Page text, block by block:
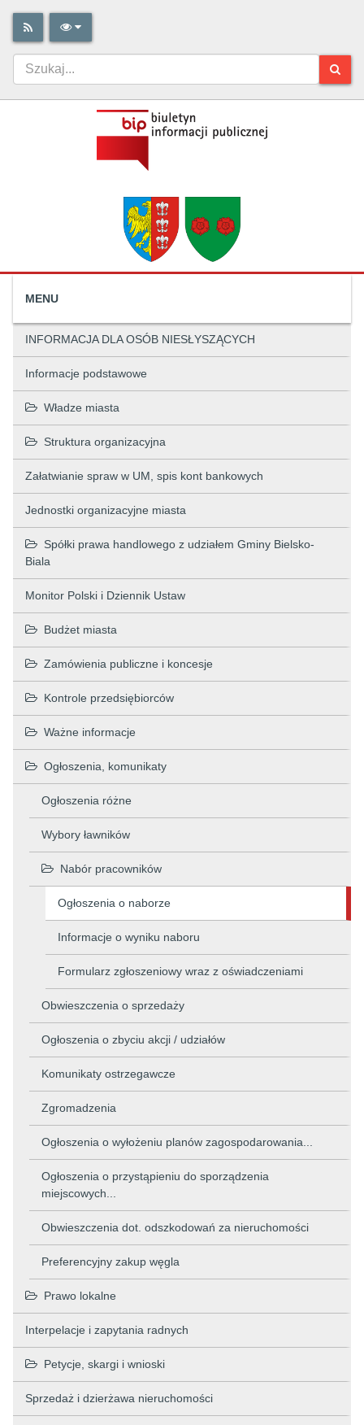
MENU
INFORMACJA DLA OSÓB NIESŁYSZĄCYCH
Informacje podstawowe
Władze miasta
Struktura organizacyjna
Załatwianie spraw w UM, spis kont bankowych
Jednostki organizacyjne miasta
Spółki prawa handlowego z udziałem Gminy Bielsko-
Biala
Monitor Polski i Dziennik Ustaw
Budżet miasta
Zamówienia publiczne i koncesje
Kontrole przedsiębiorców
Ważne informacje
Ogłoszenia, komunikaty
Ogłoszenia różne
Wybory ławników
Nabór pracowników
Ogłoszenia o naborze
Informacje o wyniku naboru
Formularz zgłoszeniowy wraz z oświadczeniami
Obwieszczenia o sprzedaży
Ogłoszenia o zbyciu akcji / udziałów
Komunikaty ostrzegawcze
Zgromadzenia
Ogłoszenia o wyłożeniu planów zagospodarowania...
Ogłoszenia o przystąpieniu do sporządzenia
miejscowych...
Obwieszczenia dot. odszkodowań za nieruchomości
Preferencyjny zakup węgla
Prawo lokalne
Interpelacje i zapytania radnych
Petycje, skargi i wnioski
Sprzedaż i dzierżawa nieruchomości